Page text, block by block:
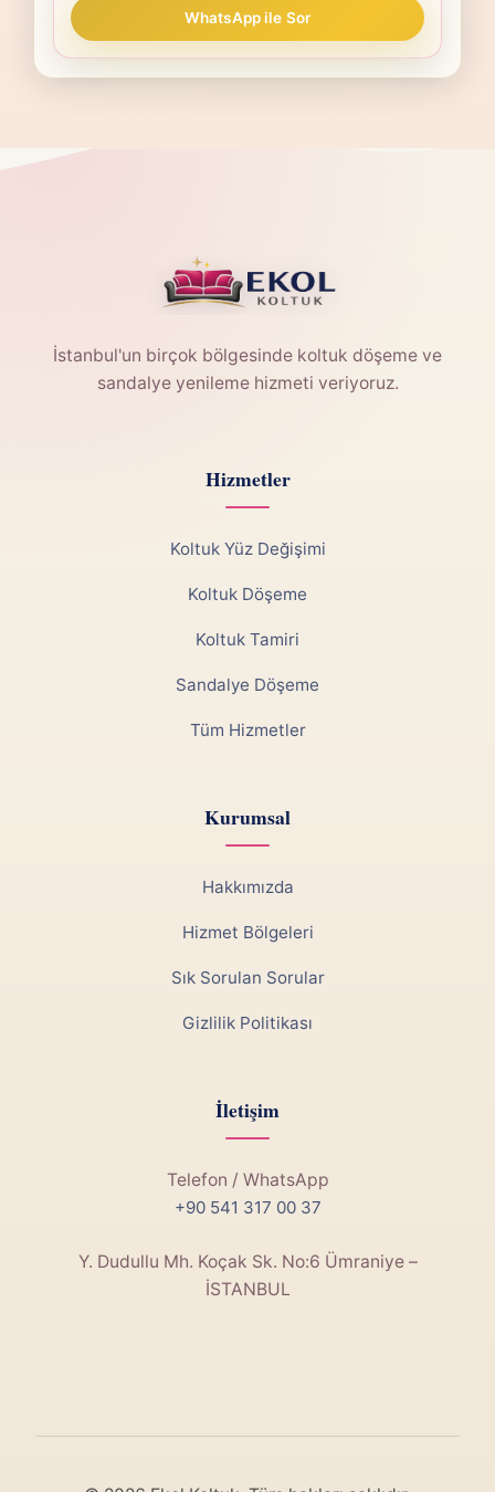
WhatsApp ile Sor
İstanbul'un birçok bölgesinde koltuk döşeme ve
sandalye yenileme hizmeti veriyoruz.
Hizmetler
Koltuk Yüz Değişimi
Koltuk Döşeme
Koltuk Tamiri
Sandalye Döşeme
Tüm Hizmetler
Kurumsal
Hakkımızda
Hizmet Bölgeleri
Sık Sorulan Sorular
Gizlilik Politikası
İletişim
Telefon / WhatsApp
+90 541 317 00 37
Y. Dudullu Mh. Koçak Sk. No:6 Ümraniye –
İSTANBUL